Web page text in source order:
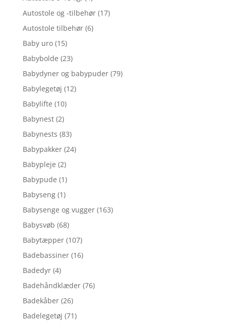
Autostole og -tilbehør (17)
Autostole tilbehør (6)
Baby uro (15)
Babybolde (23)
Babydyner og babypuder (79)
Babylegetøj (12)
Babylifte (10)
Babynest (2)
Babynests (83)
Babypakker (24)
Babypleje (2)
Babypude (1)
Babyseng (1)
Babysenge og vugger (163)
Babysvøb (68)
Babytæpper (107)
Badebassiner (16)
Badedyr (4)
Badehåndklæder (76)
Badekåber (26)
Badelegetøj (71)